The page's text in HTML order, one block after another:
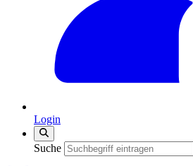
Login
Suche